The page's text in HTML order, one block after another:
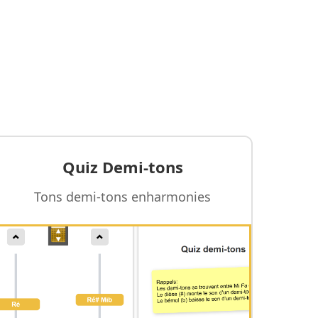
Quiz Demi-tons
Tons demi-tons enharmonies